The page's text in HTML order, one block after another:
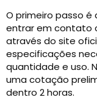
O primeiro passo é
entrar em contato
através do site
especificações
quantidade e uso.
uma cotação
dentro 2 horas.